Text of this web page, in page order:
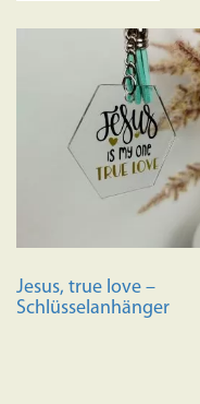
Jesus, true love –
Schlüsselanhänger